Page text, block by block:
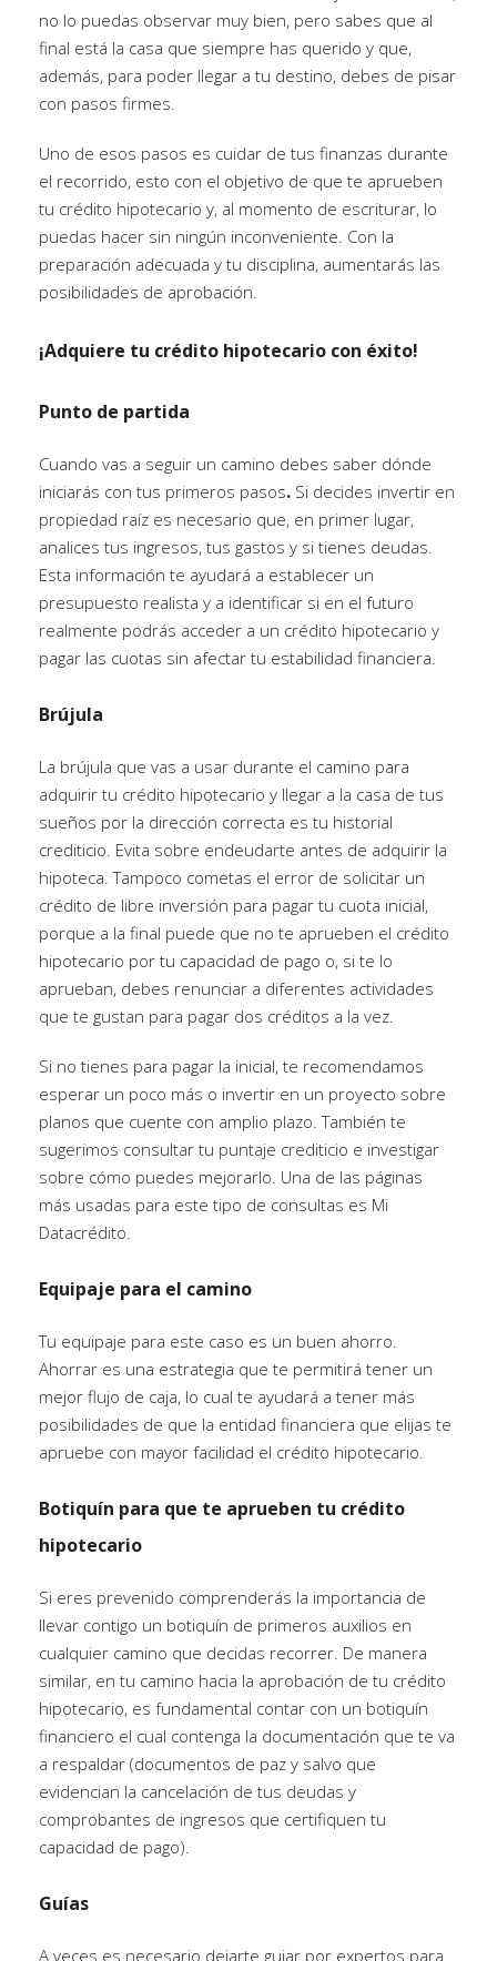
no lo puedas observar muy bien, pero sabes que al
final está la casa que siempre has querido y que,
además, para poder llegar a tu destino, debes de pisar
con pasos firmes.
Uno de esos pasos es cuidar de tus finanzas durante
el recorrido, esto con el objetivo de que te aprueben
tu crédito hipotecario y, al momento de escriturar, lo
puedas hacer sin ningún inconveniente. Con la
preparación adecuada y tu disciplina, aumentarás las
posibilidades de aprobación.
¡Adquiere tu crédito hipotecario con éxito!
Punto de partida
Cuando vas a seguir un camino debes saber dónde
iniciarás con tus primeros pasos. Si decides invertir en
propiedad raíz es necesario que, en primer lugar,
analices tus ingresos, tus gastos y si tienes deudas.
Esta información te ayudará a establecer un
presupuesto realista y a identificar si en el futuro
realmente podrás acceder a un crédito hipotecario y
pagar las cuotas sin afectar tu estabilidad financiera.
Brújula
La brújula que vas a usar durante el camino para
adquirir tu crédito hipotecario y llegar a la casa de tus
sueños por la dirección correcta es tu historial
crediticio. Evita sobre endeudarte antes de adquirir la
hipoteca. Tampoco cometas el error de solicitar un
crédito de libre inversión para pagar tu cuota inicial,
porque a la final puede que no te aprueben el crédito
hipotecario por tu capacidad de pago o, si te lo
aprueban, debes renunciar a diferentes actividades
que te gustan para pagar dos créditos a la vez.
Si no tienes para pagar la inicial, te recomendamos
esperar un poco más o invertir en un proyecto sobre
planos que cuente con amplio plazo. También te
sugerimos consultar tu puntaje crediticio e investigar
sobre cómo puedes mejorarlo. Una de las páginas
más usadas para este tipo de consultas es Mi
Datacrédito.
Equipaje para el camino
Tu equipaje para este caso es un buen ahorro.
Ahorrar es una estrategia que te permitirá tener un
mejor flujo de caja, lo cual te ayudará a tener más
posibilidades de que la entidad financiera que elijas te
apruebe con mayor facilidad el crédito hipotecario.
Botiquín para que te aprueben tu crédito
hipotecario
Si eres prevenido comprenderás la importancia de
llevar contigo un botiquín de primeros auxilios en
cualquier camino que decidas recorrer. De manera
similar, en tu camino hacia la aprobación de tu crédito
hipotecario, es fundamental contar con un botiquín
financiero el cual contenga la documentación que te va
a respaldar (documentos de paz y salvo que
evidencian la cancelación de tus deudas y
comprobantes de ingresos que certifiquen tu
capacidad de pago).
Guías
A veces es necesario dejarte guiar por expertos para